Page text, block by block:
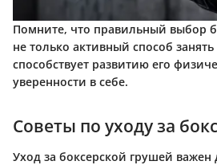
Помните, что правильный выбор
не только активный способ
способствует развитию его
уверенности в себе.
Советы по уходу за
Уход за боксерской грушей важен